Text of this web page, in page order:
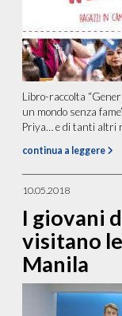
Libro-raccolta
un mondo senza
Priya… e di tanti altri
continua a leggere
10.05.2018
I giovani
visitano
Manila